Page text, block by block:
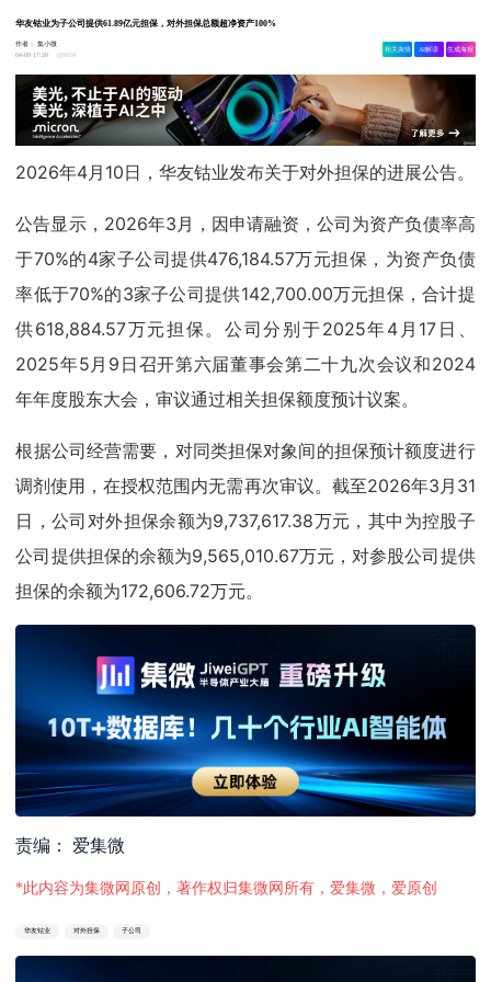
华友钴业为子公司提供61.89亿元担保，对外担保总额超净资产100%
作者：集小微
04-09 17:20
9654
相关舆情 AI解读 生成海报
2026年4月10日，华友钴业发布关于对外担保的进展公告。
公告显示，2026年3月，因申请融资，公司为资产负债率高
于70%的4家子公司提供476,184.57万元担保，为资产负债
率低于70%的3家子公司提供142,700.00万元担保，合计提
供618,884.57万元担保。公司分别于2025年4月17日、
2025年5月9日召开第六届董事会第二十九次会议和2024
年年度股东大会，审议通过相关担保额度预计议案。
根据公司经营需要，对同类担保对象间的担保预计额度进行
调剂使用，在授权范围内无需再次审议。截至2026年3月31
日，公司对外担保余额为9,737,617.38万元，其中为控股子
公司提供担保的余额为9,565,010.67万元，对参股公司提供
担保的余额为172,606.72万元。
责编： 爱集微
*此内容为集微网原创，著作权归集微网所有，爱集微，爱原创
华友钴业 对外担保 子公司